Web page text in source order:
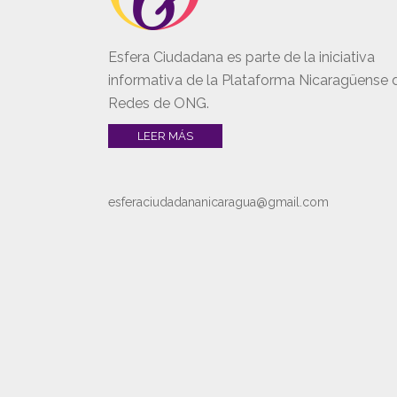
Esfera Ciudadana es parte de la iniciativa
informativa de la Plataforma Nicaragüense
Redes de ONG.
LEER MÁS
esferaciudadananicaragua@gmail.com